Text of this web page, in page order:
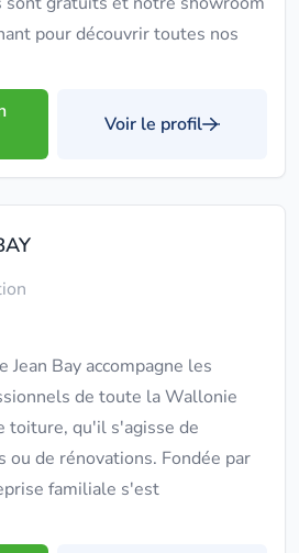
pour découvrir toutes nos
Voir le profil
Bay accompagne les
de toute la Wallonie
toiture, qu'il s'agisse de
ou de rénovations. Fondée par
familiale s'est